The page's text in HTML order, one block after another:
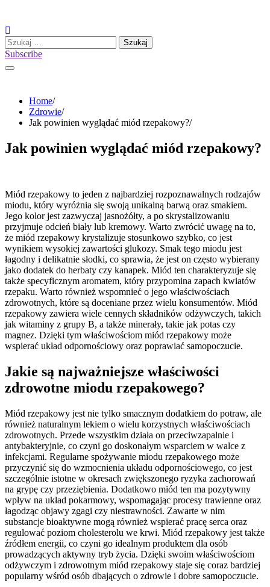
content
Szukaj:
Subscribe
Home
Zdrowie
Jak powinien wyglądać miód rzepakowy?
Jak powinien wyglądać miód rzepakowy?
Miód rzepakowy to jeden z najbardziej rozpoznawalnych rodzajów
miodu, który wyróżnia się swoją unikalną barwą oraz smakiem.
Jego kolor jest zazwyczaj jasnożółty, a po skrystalizowaniu
przyjmuje odcień biały lub kremowy. Warto zwrócić uwagę na to,
że miód rzepakowy krystalizuje stosunkowo szybko, co jest
wynikiem wysokiej zawartości glukozy. Smak tego miodu jest
łagodny i delikatnie słodki, co sprawia, że jest on często wybierany
jako dodatek do herbaty czy kanapek. Miód ten charakteryzuje się
także specyficznym aromatem, który przypomina zapach kwiatów
rzepaku. Warto również wspomnieć o jego właściwościach
zdrowotnych, które są doceniane przez wielu konsumentów. Miód
rzepakowy zawiera wiele cennych składników odżywczych, takich
jak witaminy z grupy B, a także minerały, takie jak potas czy
magnez. Dzięki tym właściwościom miód rzepakowy może
wspierać układ odpornościowy oraz poprawiać samopoczucie.
Jakie są najważniejsze właściwości
zdrowotne miodu rzepakowego?
Miód rzepakowy jest nie tylko smacznym dodatkiem do potraw, ale
również naturalnym lekiem o wielu korzystnych właściwościach
zdrowotnych. Przede wszystkim działa on przeciwzapalnie i
antybakteryjnie, co czyni go doskonałym wsparciem w walce z
infekcjami. Regularne spożywanie miodu rzepakowego może
przyczynić się do wzmocnienia układu odpornościowego, co jest
szczególnie istotne w okresach zwiększonego ryzyka zachorowań
na grypę czy przeziębienia. Dodatkowo miód ten ma pozytywny
wpływ na układ pokarmowy, wspomagając procesy trawienne oraz
łagodząc objawy zgagi czy niestrawności. Zawarte w nim
substancje bioaktywne mogą również wspierać pracę serca oraz
regulować poziom cholesterolu we krwi. Miód rzepakowy jest także
źródłem energii, co czyni go idealnym produktem dla osób
prowadzących aktywny tryb życia. Dzięki swoim właściwościom
odżywczym i zdrowotnym miód rzepakowy staje się coraz bardziej
popularny wśród osób dbających o zdrowie i dobre samopoczucie.